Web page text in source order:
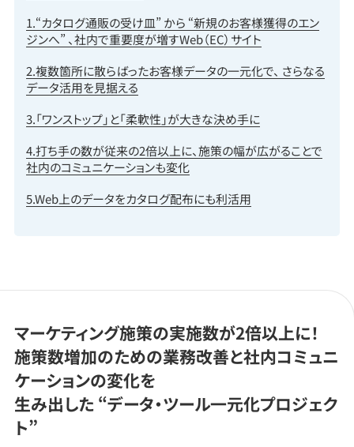
1.“カタログ通販の受け皿” から “新規のお客様獲得のエン
ジンへ” 、社内で重要度が増すWeb（EC）サイト
2.複数箇所に散らばったお客様データの一元化で、 さらなる
データ活用を見据える
3.「ワンストップ」と「柔軟性」が大きな決め手に
4.打ち手の数が従来の2倍以上に、施策の幅が広がることで
社内のコミュニケーションも変化
5.Web上のデータをカタログ配布にも利活用
マーケティング施策の実施数が2倍以上に！
施策数増加のための業務改善と社内コミュニ
ケーションの変化を
生み出した “データ・ツール一元化プロジェク
ト”